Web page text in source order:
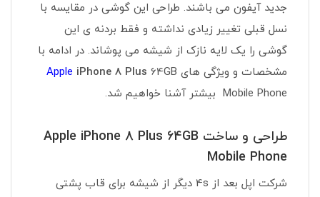
جدید آیفون می باشند. طراحی این گوشی در مقایسه با
نسل قبلی تغییر زیادی نداشته و فقط بردنه ی این
گوشی را یک لایه نازک از شیشه می پوشاند. در ادامه با
مشخصات و ویژگی های
Apple iPhone 8 Plus 64GB
Mobile Phone بیشتر آشنا خواهیم شد.
طراحی و ساخت Apple iPhone 8 Plus 64GB
Mobile Phone
شرکت اپل بعد از 4s دیگر از شیشه برای قاب پشتی